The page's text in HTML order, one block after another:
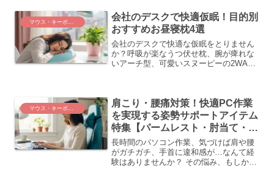
す。この記事では、賢く...
会社のデスクで快適仮眠！目的別
おすすめお昼寝枕4選
会社のデスクで快適な仮眠をとりません
か？呼吸が楽なうつ伏せ枕、腕が痺れな
いアーチ型、可愛いスヌーピーの2WAY
プ！
肩こり・腰痛対策！快適PC作業
を実現する姿勢サポートアイテム
特集【パームレスト・肘当て・ゲ
ーミングチェア】
長時間のパソコン作業、気づけば肩や腰
がガチガチ、手首に違和感が…なんて経
験はありませんか？ その悩み、もしかし